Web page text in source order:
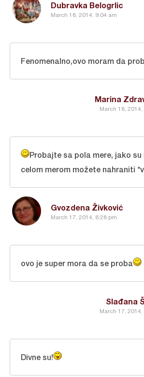
Dubravka Belogrlic
March 18, 2014, 9:04 am
Marina
March 18, 2014,
Fenomenalno,ovo moram da
Gvozdena Živković
March 17, 2014, 8:28 pm
Probajte sa pola mere, jako
celom merom možete nahraniti
Slađana
March 17, 2014,
ovo je super mora da se proba
Divne su!